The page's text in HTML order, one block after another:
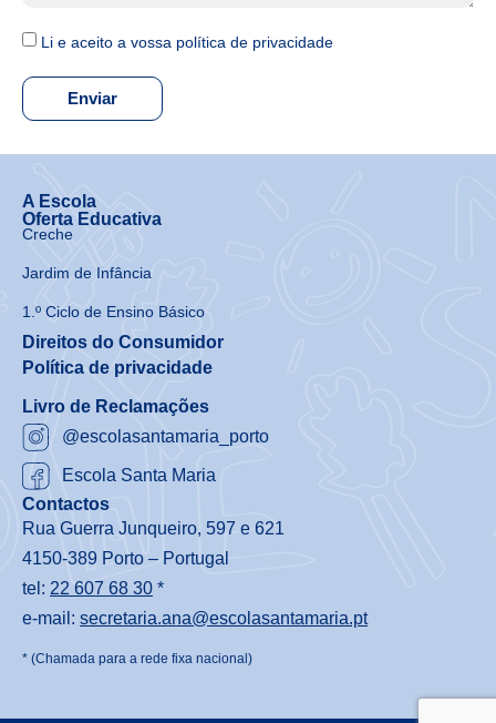
Li e aceito a vossa política de privacidade
Enviar
A Escola
Oferta Educativa
Creche
Jardim de Infância
1.º Ciclo de Ensino Básico
Direitos do Consumidor
Política de privacidade
Livro de Reclamações
@escolasantamaria_porto
Escola Santa Maria
Contactos
Rua Guerra Junqueiro, 597 e 621
4150-389 Porto – Portugal
tel: 22 607 68 30 *
e-mail: secretaria.ana@escolasantamaria.pt
* (Chamada para a rede fixa nacional)